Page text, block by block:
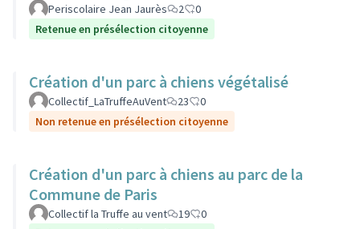
Periscolaire Jean Jaurès 2
0
Retenue en présélection citoyenne
Création d'un parc à chiens végétalisé
Collectif_LaTruffeAuVent 23
0
Non retenue en présélection citoyenne
Création d'un parc à chiens au parc de la
Commune de Paris
Collectif la Truffe au vent 19
0